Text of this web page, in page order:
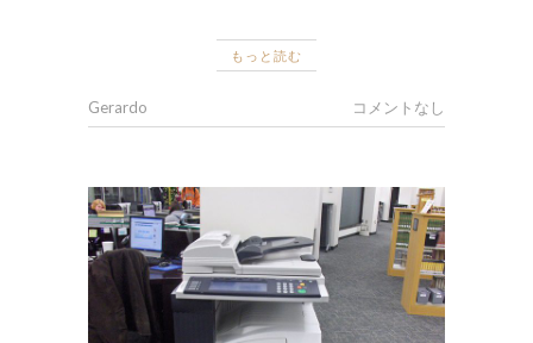
もっと読む
Gerardo コメントなし